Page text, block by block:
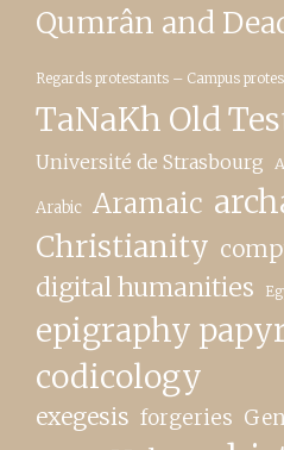
Qumrân and
Regards protestants – Campus
TaNaKh Old
Université de Strasbourg
Arabic Aramaic
Christianity
digital humanities
epigraphy
codicology
exegesis forgeries